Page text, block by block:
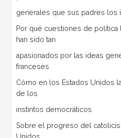
generales que sus padres los
Por qué cuestiones de política
han sido tan
apasionados por las ideas
franceses
Cómo en los Estados Unidos
de los
instintos democráticos
Sobre el progreso del